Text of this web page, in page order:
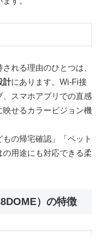
れる理由のひとつは、
計にあります。Wi-Fi接
スマホアプリでの直感
せるカラービジョン機
の帰宅確認」「ペット
用途にも対応できる柔
）の特徴